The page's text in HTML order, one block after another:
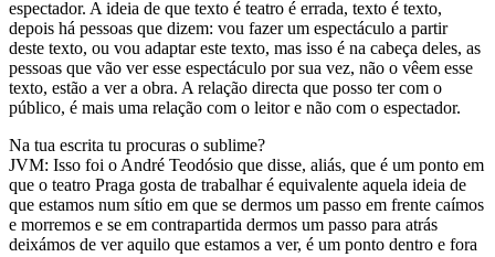
espectador. A ideia de que texto é teatro é errada, texto é texto,
depois há pessoas que dizem: vou fazer um espectáculo a partir
deste texto, ou vou adaptar este texto, mas isso é na cabeça deles, as
pessoas que vão ver esse espectáculo por sua vez, não o vêem esse
texto, estão a ver a obra. A relação directa que posso ter com o
público, é mais uma relação com o leitor e não com o espectador.
Na tua escrita tu procuras o sublime?
JVM: Isso foi o André Teodósio que disse, aliás, que é um ponto em
que o teatro Praga gosta de trabalhar é equivalente aquela ideia de
que estamos num sítio em que se dermos um passo em frente caímos
e morremos e se em contrapartida dermos um passo para atrás
deixámos de ver aquilo que estamos a ver, é um ponto dentro e fora